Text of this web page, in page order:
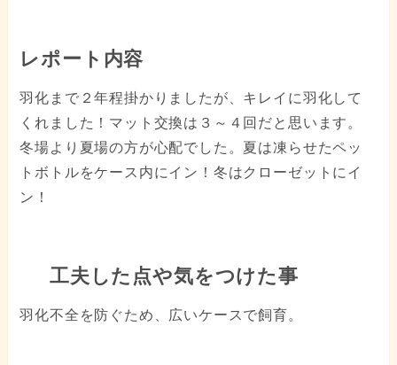
レポート内容
羽化まで２年程掛かりましたが、キレイに羽化して
くれました！マット交換は３～４回だと思います。
冬場より夏場の方が心配でした。夏は凍らせたペッ
トボトルをケース内にイン！冬はクローゼットにイ
ン！
工夫した点や気をつけた事
羽化不全を防ぐため、広いケースで飼育。